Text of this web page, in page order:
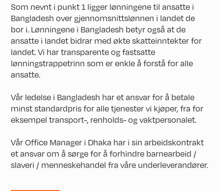
Som nevnt i punkt 1 ligger lønningene til ansatte i
Bangladesh over gjennomsnittslønnen i landet de
bor i. Lønningene i Bangladesh betyr også at de
ansatte i landet bidrar med økte skatteinntekter for
landet. Vi har transparente og fastsatte
lønningstrappetrinn som er enkle å forstå for alle
ansatte.
Vår ledelse i Bangladesh har et ansvar for å betale
minst standardpris for alle tjenester vi kjøper, fra for
eksempel transport-, renholds- og vaktpersonalet.
Vår Office Manager i Dhaka har i sin arbeidskontrakt
et ansvar om å sørge for å forhindre barnearbeid /
slaveri / menneskehandel fra våre underleverandører.